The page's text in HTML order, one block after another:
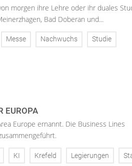
morgen ihre Lehre oder ihr duales
Bad Doberan und...
Messe Nachwuchs Studie
EUROPA
Europe ernannt. Die Business Lines
KI Krefeld Legierungen